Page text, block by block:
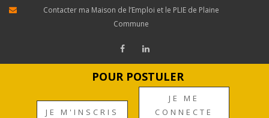
Contacter ma Maison de l’Emploi et le PLIE de Plaine
Commune
POUR POSTULER
JE M'INSCRIS
JE ME
CONNECTE